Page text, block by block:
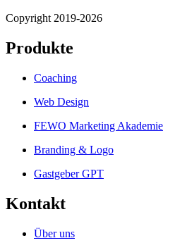
Copyright 2019-2026
Produkte
Coaching
Web Design
FEWO Marketing Akademie
Branding & Logo
Gastgeber GPT
Kontakt
Über uns